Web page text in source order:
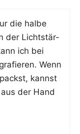
die hal­be
der Licht­stär­
ich bei
Wenn
kannst
der Hand